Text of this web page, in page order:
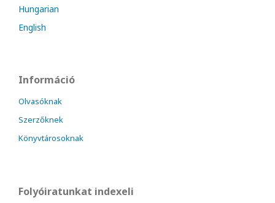
Hungarian
English
Információ
Olvasóknak
Szerzőknek
Könyvtárosoknak
Folyóiratunkat indexeli